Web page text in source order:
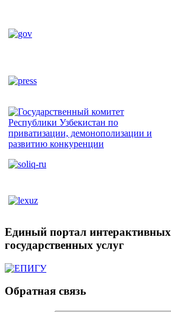
Единый портал интерактивных
государственных услуг
Обратная связь